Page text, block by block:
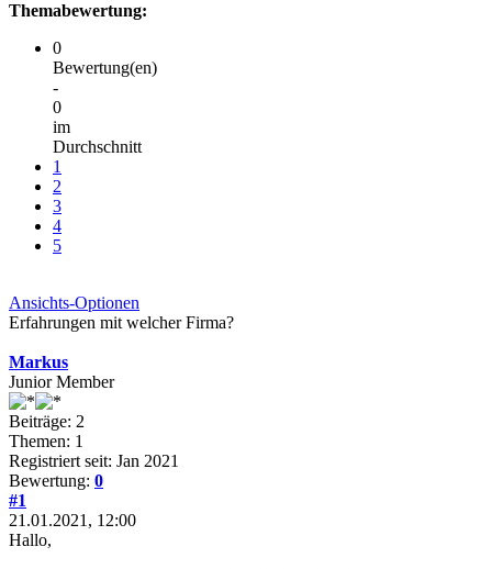
Themabewertung:
0
Bewertung(en)
-
0
im
Durchschnitt
1
2
3
4
5
Ansichts-Optionen
Erfahrungen mit welcher Firma?
Markus
Junior Member
Beiträge: 2
Themen: 1
Registriert seit: Jan 2021
Bewertung: 0
#1
21.01.2021, 12:00
Hallo,